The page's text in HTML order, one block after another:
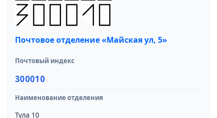
Почтовое отделение «Майская ул, 5»
Почтовый индекс
300010
Наименование отделения
Тула 10